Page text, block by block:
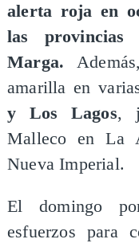
alerta roja en
las
Marga.
amarilla en
y Los Lagos,
Malleco en La
Nueva Imperial.
El domingo
esfuerzos para